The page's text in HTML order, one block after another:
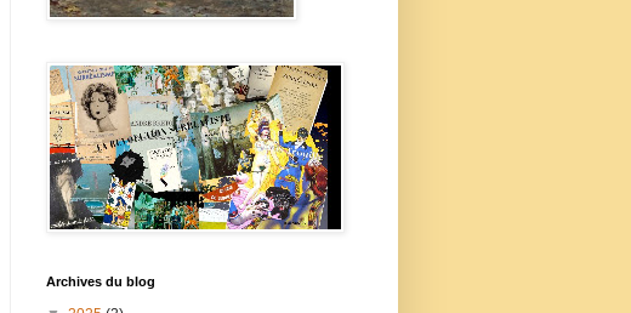
Archives du blog